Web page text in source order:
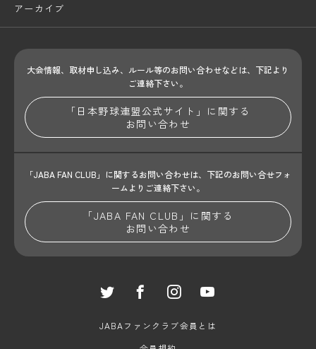
アーカイブ
大会情報、取材申し込み、ルール等のお問い合わせなどは、下記より
ご連絡下さい。
「日本野球連盟公式サイト」に関する
お問い合わせ
「JABA FAN CLUB」に関するお問い合わせは、 下記のお問い合せフォ
ームよりご連絡下さい。
「JABA FAN CLUB」に関する
お問い合わせ
JABAファンクラブ会員とは